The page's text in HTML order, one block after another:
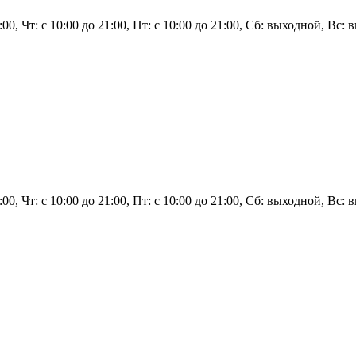
Чт: с 10:00 до 21:00, Пт: с 10:00 до 21:00, Сб: выходной, Вс:
Чт: с 10:00 до 21:00, Пт: с 10:00 до 21:00, Сб: выходной, Вс: